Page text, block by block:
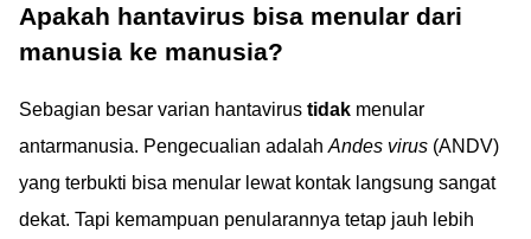
Apakah hantavirus bisa menular dari
manusia ke manusia?
Sebagian besar varian hantavirus tidak menular
antarmanusia. Pengecualian adalah Andes virus (ANDV)
yang terbukti bisa menular lewat kontak langsung sangat
dekat. Tapi kemampuan penularannya tetap jauh lebih